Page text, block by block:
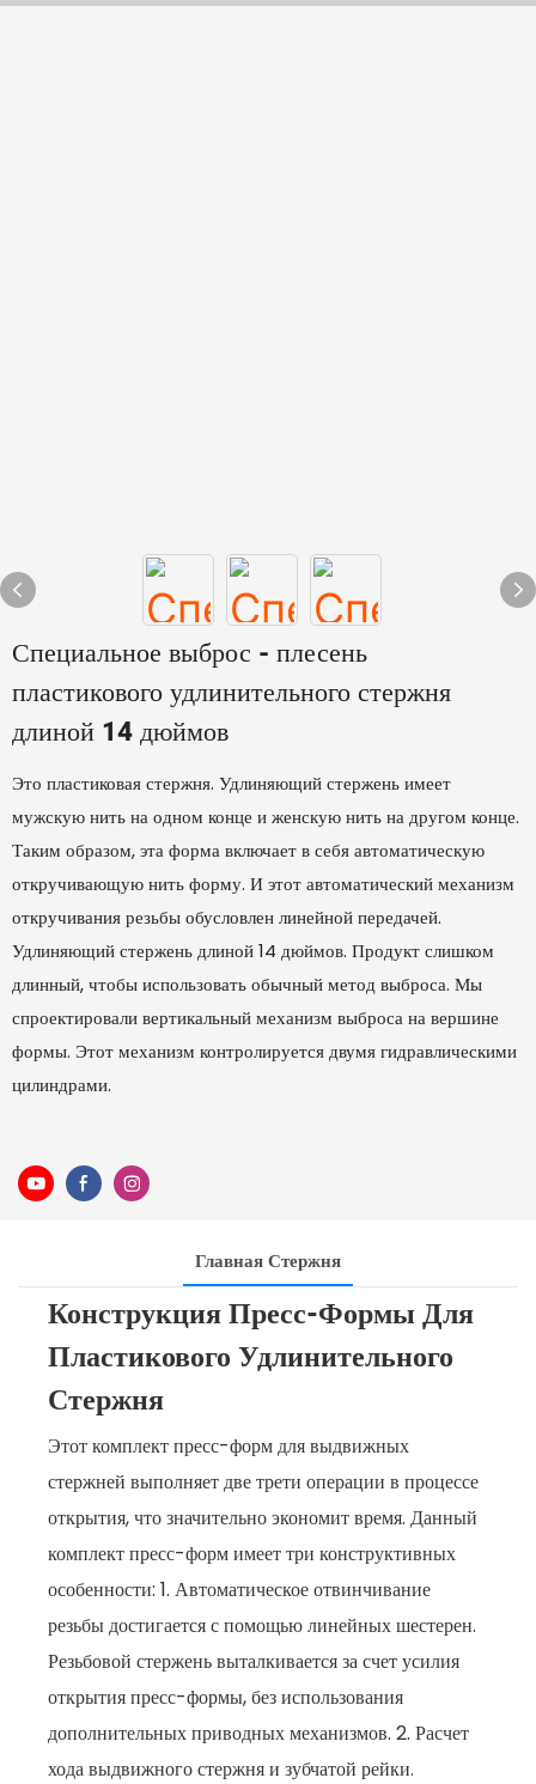
Специальное выброс - плесень
пластикового удлинительного стержня
длиной 14 дюймов
Это пластиковая стержня. Удлиняющий стержень имеет
мужскую нить на одном конце и женскую нить на другом конце.
Таким образом, эта форма включает в себя автоматическую
откручивающую нить форму. И этот автоматический механизм
откручивания резьбы обусловлен линейной передачей.
Удлиняющий стержень длиной 14 дюймов. Продукт слишком
длинный, чтобы использовать обычный метод выброса. Мы
спроектировали вертикальный механизм выброса на вершине
формы. Этот механизм контролируется двумя гидравлическими
цилиндрами.
Главная Стержня
Конструкция Пресс-Формы Для
Пластикового Удлинительного
Стержня
Этот комплект пресс-форм для выдвижных
стержней выполняет две трети операции в процессе
открытия, что значительно экономит время. Данный
комплект пресс-форм имеет три конструктивных
особенности: 1. Автоматическое отвинчивание
резьбы достигается с помощью линейных шестерен.
Резьбовой стержень выталкивается за счет усилия
открытия пресс-формы, без использования
дополнительных приводных механизмов. 2. Расчет
хода выдвижного стержня и зубчатой ​​рейки.